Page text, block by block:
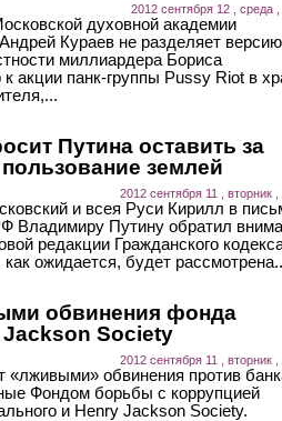
2012 сентября 12 , среда ,
духовной академии
Кураев не разделяет
миллиардера Бориса
к акции панк-группы Pussy Riot в
Путина оставить за
землей
2012 сентября 11 , вторник ,
и всея Руси Кирилл в
Владимиру Путину обратил
редакции Гражданского
как ожидается, будет
обвинения фонда
Society
2012 сентября 11 , вторник ,
«лживыми» обвинения против
Фондом борьбы с коррупцией
и Henry Jackson Society.